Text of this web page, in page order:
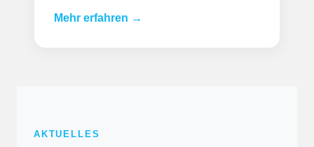
Mehr erfahren →
AKTUELLES